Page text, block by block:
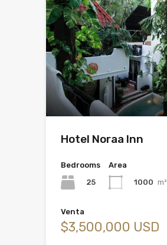
Hotel Noraa Inn
Bedrooms
25
Area
1000 m²
Venta
$3,500,000 USD